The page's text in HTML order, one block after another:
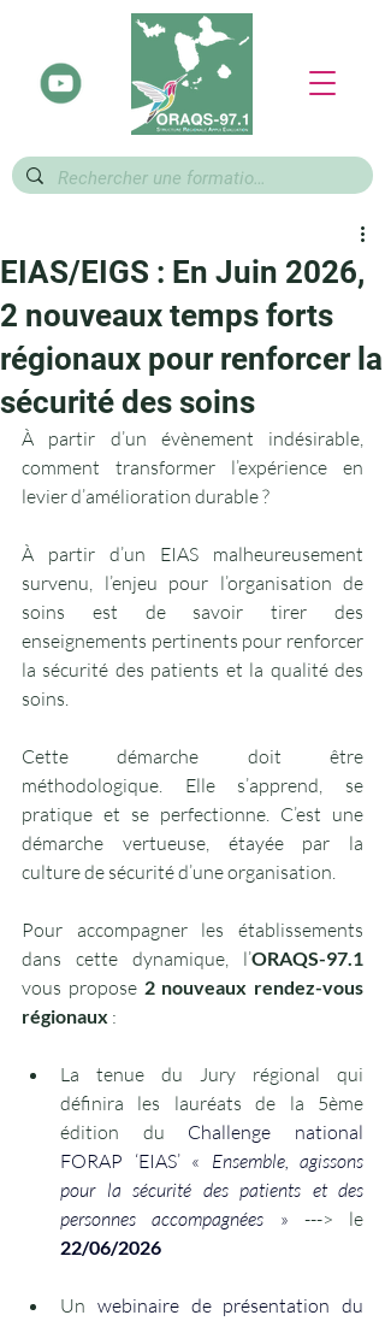
EIAS/EIGS : En Juin 2026,
2 nouveaux temps forts
régionaux pour renforcer la
sécurité des soins
À partir d’un évènement indésirable,
comment transformer l’expérience en
levier d’amélioration durable ?
À partir d’un EIAS malheureusement
survenu, l’enjeu pour l’organisation de
soins est de savoir tirer des
enseignements pertinents pour renforcer
la sécurité des patients et la qualité des
soins.
Cette démarche doit être
méthodologique. Elle s’apprend, se
pratique et se perfectionne. C’est une
démarche vertueuse, étayée par la
culture de sécurité d’une organisation.
Pour accompagner les établissements
dans cette dynamique, l’ORAQS-97.1
vous propose 2 nouveaux rendez-vous
régionaux :
La tenue du Jury régional qui
définira les lauréats de la 5ème
édition du Challenge national
FORAP ‘EIAS’ « Ensemble, agissons
pour la sécurité des patients et des
personnes accompagnées »
22/06/2026
Un webinaire de présentation du